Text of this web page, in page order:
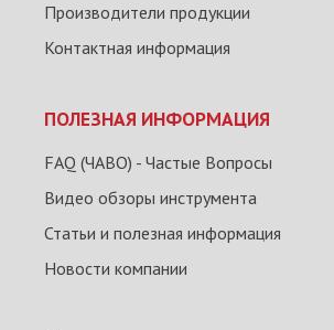
Производители продукции
Контактная информация
ПОЛЕЗНАЯ ИНФОРМАЦИЯ
FAQ (ЧАВО) - Частые Вопросы
Видео обзоры инструмента
Статьи и полезная информация
Новости компании